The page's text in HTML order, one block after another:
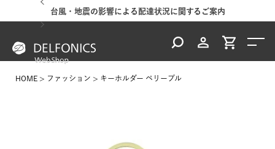
台風・地震の影響による配達状況に関するご案内
HOME ファッション キーホルダー ペリープル